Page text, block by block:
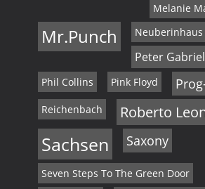
Melanie
Mr.Punch Neuberinhaus
Peter Gabriel
Phil Collins Pink Floyd
Reichenbach Roberto
Sachsen Saxony
Seven Steps To The Green Door